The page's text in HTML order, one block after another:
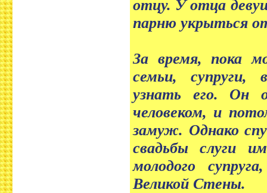
отцу. У отца
парню укрыться
За время, пока
семьи, супруги,
узнать его. Он
человеком, и
замуж. Однако
свадьбы слуги
молодого
Великой Стены.